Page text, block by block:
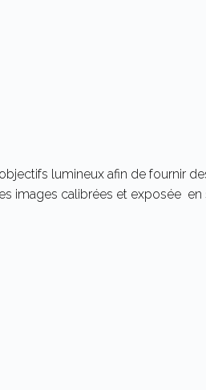
lumineux afin de fournir
images calibrées et exposée en